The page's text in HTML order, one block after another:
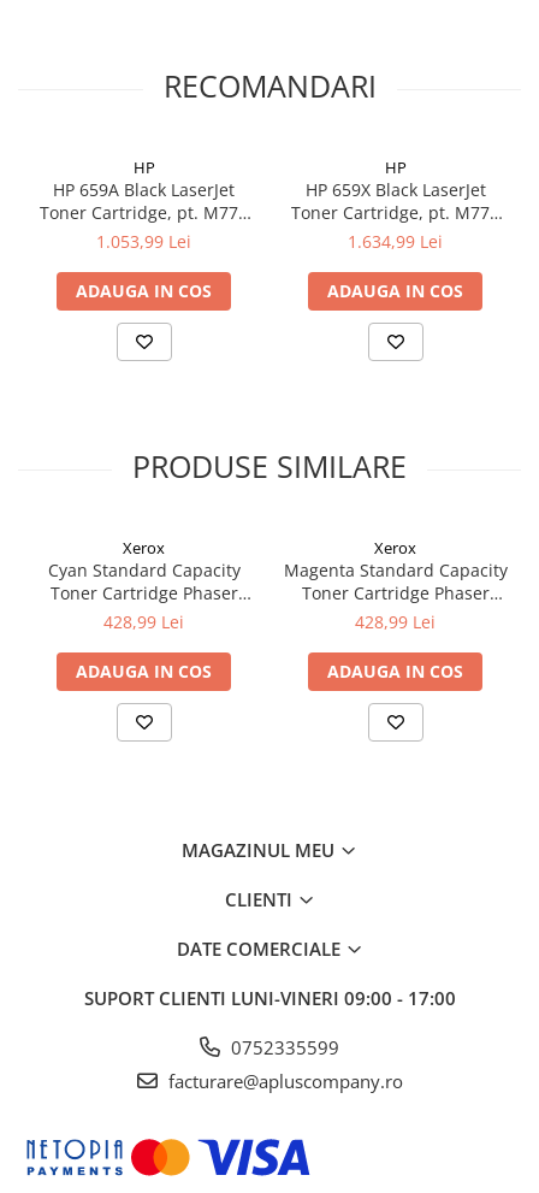
RECOMANDARI
HP
HP 659A Black LaserJet
Toner Cartridge, pt. M776
(16k)
1.053,99 Lei
ADAUGA IN COS
HP
HP 659X Black LaserJet
Toner Cartridge, pt. M776
(34k)
1.634,99 Lei
ADAUGA IN COS
PRODUSE SIMILARE
Xerox
Cyan Standard Capacity
Toner Cartridge Phaser
6510/WorkCentre 6515
428,99 Lei
ADAUGA IN COS
Xerox
Magenta Standard Capacity
Toner Cartridge Phaser
6510/WorkCentre 6515
428,99 Lei
ADAUGA IN COS
MAGAZINUL MEU
CLIENTI
DATE COMERCIALE
SUPORT CLIENTI LUNI-VINERI 09:00 - 17:00
0752335599
facturare@apluscompany.ro